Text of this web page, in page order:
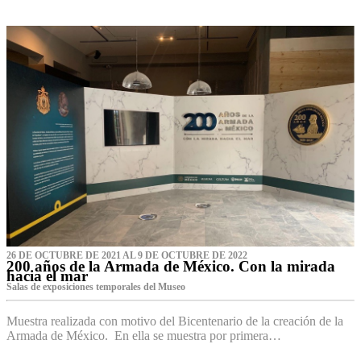
26 DE OCTUBRE DE 2021 AL 9 DE OCTUBRE DE 2022
200 años de la Armada de México. Con la mirada
hacia el mar
Salas de exposiciones temporales del Museo‌
Muestra realizada con motivo del Bicentenario de la creación de la
Armada de México. En ella se muestra por primera…